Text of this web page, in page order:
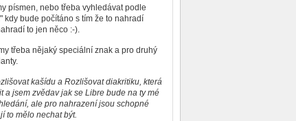
písmen, nebo třeba vyhledávat podle
bude počítáno s tím že to nahradí
to jen něco :-).
třeba nějaký speciální znak a pro druhý
kašídu a Rozlišovat diakritiku, která
a jsem zvědav jak se Libre bude na ty mé
ale pro nahrazení jsou schopné
to mělo nechat být.